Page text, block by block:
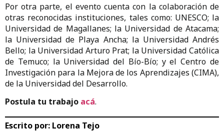
Por otra parte, el evento cuenta con la colaboración de
otras reconocidas instituciones, tales como: UNESCO; la
Universidad de Magallanes; la Universidad de Atacama;
la Universidad de Playa Ancha; la Universidad Andrés
Bello; la Universidad Arturo Prat; la Universidad Católica
de Temuco; la Universidad del Bío-Bío; y el Centro de
Investigación para la Mejora de los Aprendizajes (CIMA),
de la Universidad del Desarrollo.
Postula tu trabajo acá.
Escrito por: Lorena Tejo